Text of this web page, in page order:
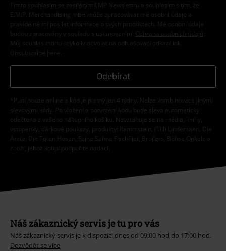
Tímto souhlasím se zasíláním EMP Newslettru a souhlasím s tím, že
E.M.P. Merchandising mbH může zpracovávat mé osobní údaje a
pravidelně mi posílat informace o svých produktech. Mé osobní údaje
budou zpracovány v souladu s ustanoveními
Ochrana osobních údajů
Můj souhlas mohu kdykoliv odvolat na odhlašovací odkaz/link.
Unsubscribe here
Odebírat
*Platí pouze online a kód je platný jen 4 týdny. Nelze kombinovat s jinými
slevovými kódy. Po vložení a potvrzení kódu bude sleva automaticky
odečtena z vašeho nákupního košíku. Nevztahuje se na média, knihy,
vstupenky, dárkové poukazy, produkty: Rammstein, (Till) Lindemann, Die
Ärzte, Die Toten Hosen, Feine Sahne Fischfilet, Broilers, Böhse Onkelz a
zboží, jehož koupí podpoříte nadaci.
Náš zákaznický servis je tu pro vás
Náš zákaznický servis je k dispozici dnes od 09:00 hod do 17:00 hod.
Dozvědět se více